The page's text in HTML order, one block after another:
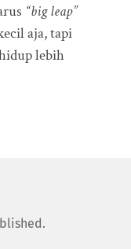
“big leap”
aja, tapi
lebih